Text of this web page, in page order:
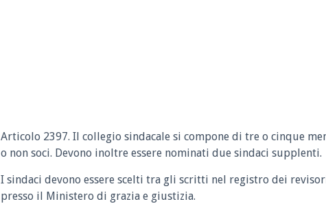
Articolo 2397. Il collegio sindacale si compone di tre o cinque
o non soci. Devono inoltre essere nominati due sindaci supplenti.
I sindaci devono essere scelti tra gli scritti nel registro dei
presso il Ministero di grazia e giustizia.